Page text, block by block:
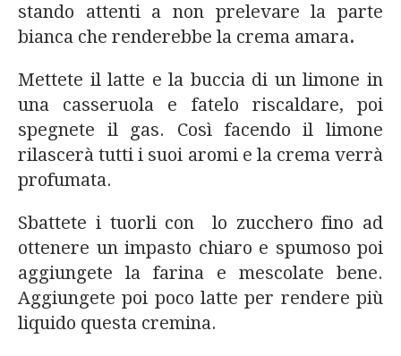
stando attenti a non prelevare la parte
bianca che renderebbe la crema amara.
Mettete il latte e la buccia di un limone in
una casseruola e fatelo riscaldare, poi
spegnete il gas. Così facendo il limone
rilascerà tutti i suoi aromi e la crema verrà
profumata.
Sbattete i tuorli con lo zucchero fino ad
ottenere un impasto chiaro e spumoso poi
aggiungete la farina e mescolate bene.
Aggiungete poi poco latte per rendere più
liquido questa cremina.